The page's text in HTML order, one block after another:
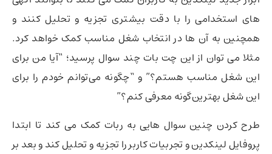
های استخدامی را با دقت بیشتری تجزیه و تحلیل کنند و
همچنین به آن ها در انتخاب شغل مناسب کمک خواهد کرد.
مثلا می توان از این چت بات چند سوال پرسید؛ “آیا من برای
این شغل مناسب هستم؟” و “چگونه می‌توانم خودم را برای
این شغل بهترین‌گونه معرفی کنم؟”
طرح کردن چنین سوال هایی به ربات کمک می کند تا ابتدا
پروفایل لینکدین و تجربیات کاربر را تجزیه و تحلیل کند و بعد بر